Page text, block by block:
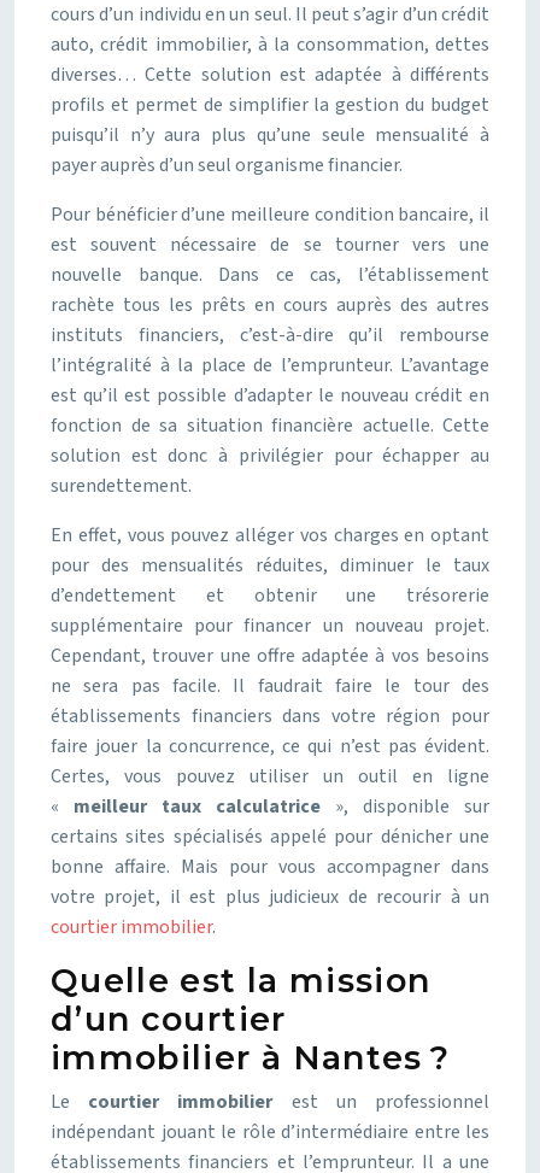
cours d’un individu en un seul. Il peut s’agir d’un crédit
auto, crédit immobilier, à la consommation, dettes
diverses… Cette solution est adaptée à différents
profils et permet de simplifier la gestion du budget
puisqu’il n’y aura plus qu’une seule mensualité à
payer auprès d’un seul organisme financier.
Pour bénéficier d’une meilleure condition bancaire, il
est souvent nécessaire de se tourner vers une
nouvelle banque. Dans ce cas, l’établissement
rachète tous les prêts en cours auprès des autres
instituts financiers, c’est-à-dire qu’il rembourse
l’intégralité à la place de l’emprunteur. L’avantage
est qu’il est possible d’adapter le nouveau crédit en
fonction de sa situation financière actuelle. Cette
solution est donc à privilégier pour échapper au
surendettement.
En effet, vous pouvez alléger vos charges en optant
pour des mensualités réduites, diminuer le taux
d’endettement et obtenir une trésorerie
supplémentaire pour financer un nouveau projet.
Cependant, trouver une offre adaptée à vos besoins
ne sera pas facile. Il faudrait faire le tour des
établissements financiers dans votre région pour
faire jouer la concurrence, ce qui n’est pas évident.
Certes, vous pouvez utiliser un outil en ligne
« meilleur taux calculatrice », disponible sur
certains sites spécialisés appelé pour dénicher une
bonne affaire. Mais pour vous accompagner dans
votre projet, il est plus judicieux de recourir à un
courtier immobilier.
Quelle est la mission
d’un courtier
immobilier à Nantes ?
Le courtier immobilierest un professionnel
indépendant jouant le rôle d’intermédiaire entre les
établissements financiers et l’emprunteur. Il a une